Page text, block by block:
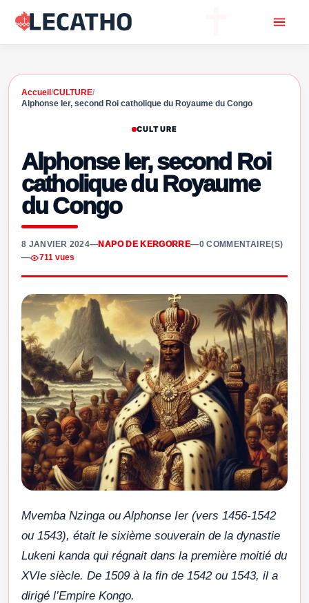
Accueil /CULTURE/
Alphonse Ier, second Roi catholique du Royaume du Congo
CULTURE
Alphonse Ier, second Roi
catholique du Royaume
du Congo
8 JANVIER 2024—NAPO DE KERGORRE—0 COMMENTAIRE(S)
—
711 vues
Mvemba Nzinga ou Alphonse Ier (vers 1456-1542
ou 1543), était le sixième souverain de la dynastie
Lukeni kanda qui régnait dans la première moitié du
XVIe siècle. De 1509 à la fin de 1542 ou 1543, il a
dirigé l’Empire Kongo.